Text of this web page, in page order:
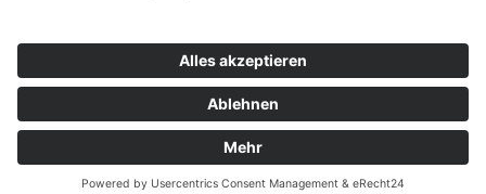
PHDL-Chor
Improtheater
Kapelle
Weiße Galerie
Aktuelles
Veranstaltungen
Stellenausschreibungen